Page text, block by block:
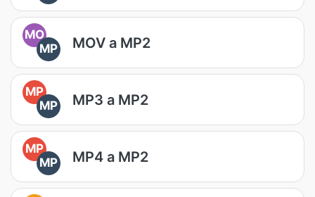
MO
MP
MOV a MP2
MP
MP
MP3 a MP2
MP
MP
MP4 a MP2